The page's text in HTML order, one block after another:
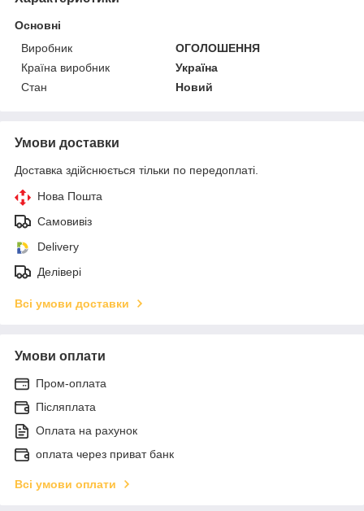
Основні
Виробник
ОГОЛОШЕННЯ
Країна виробник
Україна
Стан
Новий
Умови доставки
Доставка здійснюється тільки по передоплаті.
Нова Пошта
Самовивіз
Delivery
Делівері
Всі умови доставки
Умови оплати
Пром-оплата
Післяплата
Оплата на рахунок
оплата через приват банк
Всі умови оплати